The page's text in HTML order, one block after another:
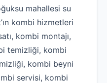
mahallesi su
kombi hizmetleri
kombi montajı,
temizliği, kombi
kombi beyni
servisi, kombi